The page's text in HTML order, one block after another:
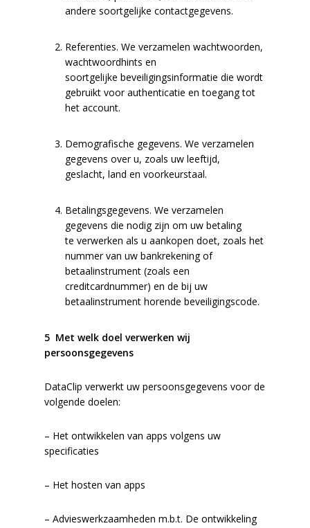
andere soortgelijke contactgegevens.
Referenties. We verzamelen wachtwoorden,
wachtwoordhints en
soortgelijkebeveiligingsinformatie die wordt
gebruikt voor authenticatie en toegang tot
het account.
Demografische gegevens. We verzamelen
gegevens over u, zoals uw leeftijd,
geslacht,land en voorkeurstaal.
Betalingsgegevens. We verzamelen
gegevens die nodig zijn om uw betaling
teverwerken als u aankopen doet, zoals het
nummer van uw bankrekening of
betaalinstrument (zoals een
creditcardnummer) en de bij uw
betaalinstrument horende beveiligingscode.
5 Met welk doel verwerken wij
persoonsgegevens
DataClip verwerkt uw persoonsgegevens voor de
volgende doelen:
– Het ontwikkelen van apps volgens uw
specificaties
– Het hosten van apps
– Advieswerkzaamheden m.b.t. De ontwikkeling